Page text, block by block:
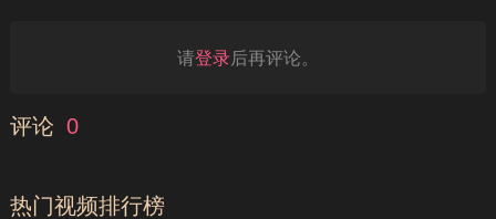
请登录后再评论。
评论 0
热门视频排行榜